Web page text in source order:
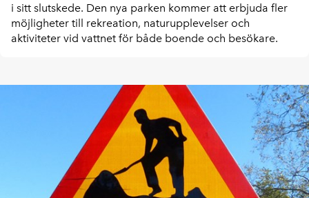
i sitt slutskede. Den nya parken kommer att erbjuda fler
möjligheter till rekreation, naturupplevelser och
aktiviteter vid vattnet för både boende och besökare.